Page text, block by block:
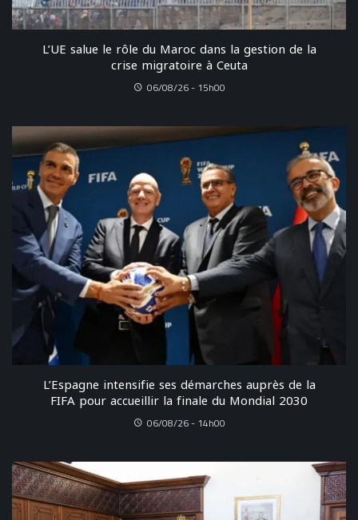
L’UE salue le rôle du Maroc dans la gestion de la
crise migratoire à Ceuta
06/08/26 - 15h00
L’Espagne intensifie ses démarches auprès de la
FIFA pour accueillir la finale du Mondial 2030
06/08/26 - 14h00